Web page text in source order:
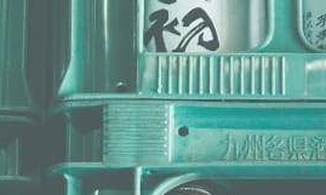
リキュール